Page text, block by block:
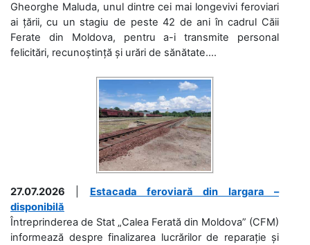
Gheorghe Maluda, unul dintre cei mai longevivi feroviari
ai țării, cu un stagiu de peste 42 de ani în cadrul Căii
Ferate din Moldova, pentru a-i transmite personal
felicitări, recunoștință și urări de sănătate....
27.07.2026
Estacada feroviară din Iargara –
disponibilă
Întreprinderea de Stat „Calea Ferată din Moldova” (CFM)
informează despre finalizarea lucrărilor de reparație și